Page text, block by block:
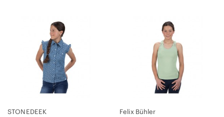
STONEDEEK Felix Bühler